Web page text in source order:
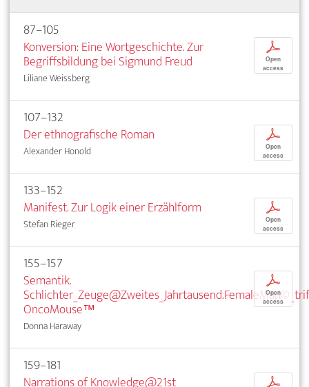
87–105
Konversion: Eine Wortgeschichte. Zur
Begriffsbildung bei Sigmund Freud
Liliane Weissberg
p
Open
access
107–132
Der ethnografische Roman
Alexander Honold
p
Open
access
133–152
Manifest. Zur Logik einer Erzählform
Stefan Rieger
p
Open
access
155–157
Semantik.
OncoMouse™
Donna Haraway
p
Open
access
159–181
p